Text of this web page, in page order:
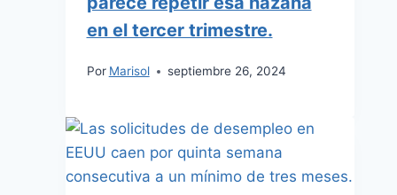
en el tercer trimestre.
Por Marisol septiembre 26, 2024